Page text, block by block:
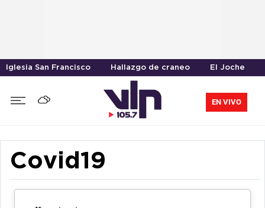
Iglesia San Francisco Hallazgo de craneo El Joche
EN VIVO
Covid19